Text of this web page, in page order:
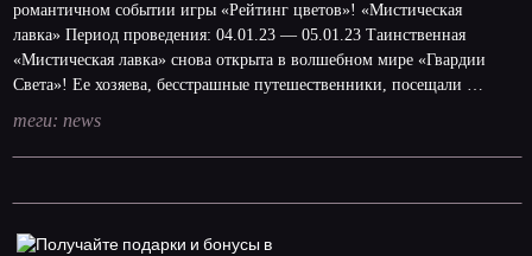
романтичном событии игры «Рейтинг цветов»! «Мистическая
лавка» Период проведения: 04.01.23 — 05.01.23 Таинственная
«Мистическая лавка» снова открыта в волшебном мире «Гвардии
Света»! Ее хозяева, бесстрашные путешественники, посещали …
теги: news